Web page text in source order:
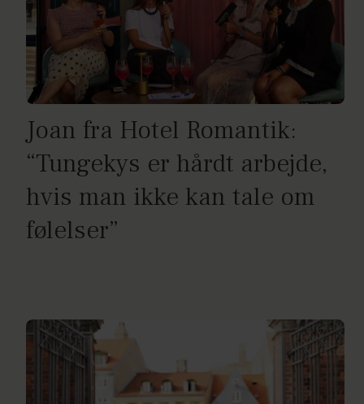
Joan fra Hotel Romantik:
“Tungekys er hårdt arbejde,
hvis man ikke kan tale om
følelser”